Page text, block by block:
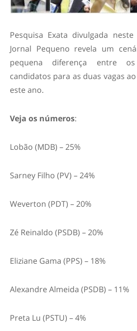
Pesquisa Exata divulgada
Jornal Pequeno revela um
pequena diferença entre
candidatos para as duas vagas
este ano.
Veja os números:
Lobão (MDB) – 25%
Sarney Filho (PV) – 24%
Weverton (PDT) – 20%
Zé Reinaldo (PSDB) – 20%
Eliziane Gama (PPS) – 18%
Alexandre Almeida (PSDB) – 11%
Preta Lu (PSTU) – 4%